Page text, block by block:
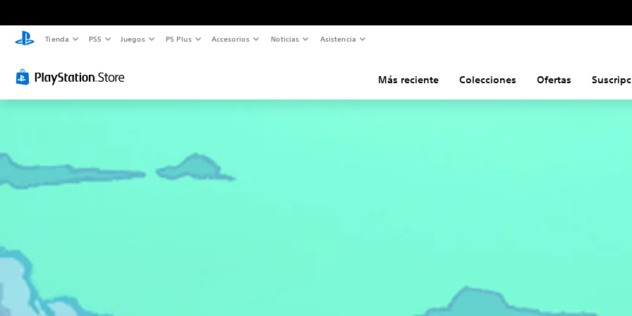
Tienda PS5 Juegos PS Plus Accesorios Noticias Asistencia
Más reciente Colecciones Ofertas